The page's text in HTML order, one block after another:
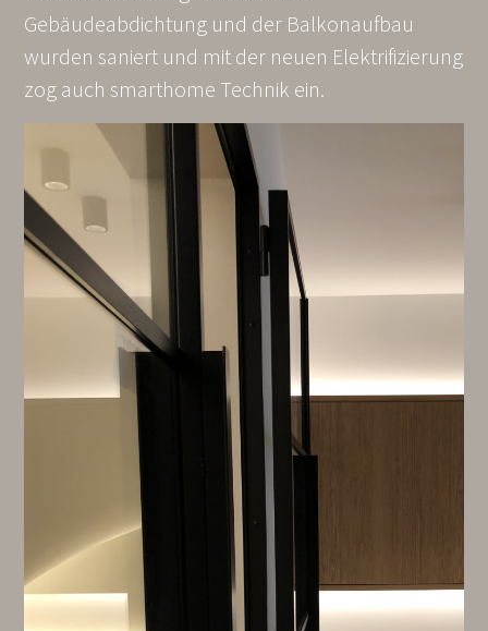
Gebäudeabdichtung und der Balkonaufbau
wurden saniert und mit der neuen Elektrifizierung
zog auch smarthome Technik ein.